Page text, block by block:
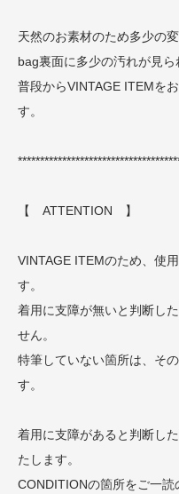
天然のお素材のため多少の
bag裏面に多少の汚れが見ら
普段からVINTAGE ITEMを
す。
【 ATTENTION 】
VINTAGE ITEMのため、使
す。
着用に支障が無いと判断し
せん。
特筆していない箇所は、そ
す。
着用に支障があると判断し
たします。
CONDITIONの箇所をご一